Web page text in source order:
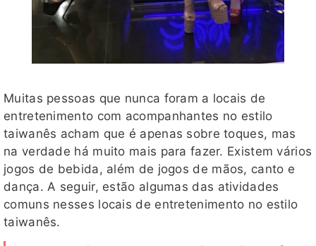
Muitas pessoas que nunca foram a locais de
entretenimento com acompanhantes no estilo
taiwanês acham que é apenas sobre toques, mas
na verdade há muito mais para fazer. Existem vários
jogos de bebida, além de jogos de mãos, canto e
dança. A seguir, estão algumas das atividades
comuns nesses locais de entretenimento no estilo
taiwanês.